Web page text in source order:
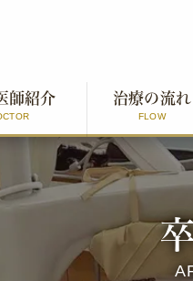
師紹介 治療の流れ
FLOW